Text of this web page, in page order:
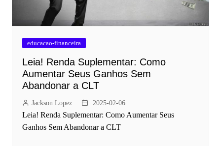
educacao-financeira
Leia! Renda Suplementar: Como
Aumentar Seus Ganhos Sem
Abandonar a CLT
Jackson Lopez 2025-02-06
Leia! Renda Suplementar: Como Aumentar Seus
Ganhos Sem Abandonar a CLT